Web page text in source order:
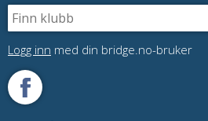
Logg inn med din bridge.no-bruker